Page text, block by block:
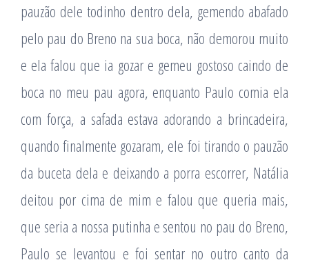
pauzão dele todinho dentro dela, gemendo abafado
pelo pau do Breno na sua boca, não demorou muito
e ela falou que ia gozar e gemeu gostoso caindo de
boca no meu pau agora, enquanto Paulo comia ela
com força, a safada estava adorando a brincadeira,
quando finalmente gozaram, ele foi tirando o pauzão
da buceta dela e deixando a porra escorrer, Natália
deitou por cima de mim e falou que queria mais,
que seria a nossa putinha e sentou no pau do Breno,
Paulo se levantou e foi sentar no outro canto da